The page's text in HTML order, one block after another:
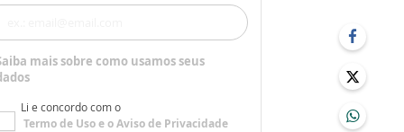
mais sobre como usamos seus
Li e concordo com o
Termo de Usoe oAviso de Privacidade